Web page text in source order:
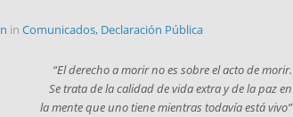
in Comunicados, Declaración Pública
“El derecho a morir no es sobre el acto de morir.
Se trata de la calidad de vida extra y de la paz en
la mente que uno tiene mientras todavía está vivo”